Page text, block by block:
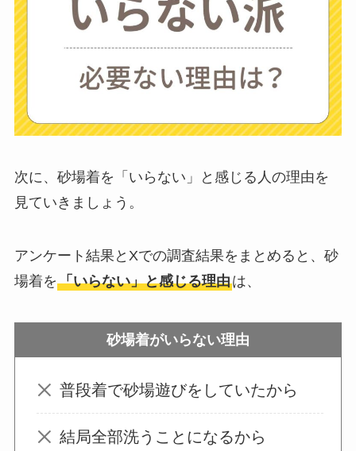
ない？三輪車とどっ
ちがいい？買った人
に後悔を聞いてみた
らない？買ってよか
燥機や掃除機など
お風呂の蓋はいらな
い？どうしてる？代
わりのものは何がい
はいらない？飽きる
ってよかった？
次に、砂場着を「いらない」と感じる人の理由を
見ていきましょう。
アンケート結果とXでの調査結果をまとめると、砂
場着を「いらない」と感じる理由は、
砂場着がいらない理由
普段着で砂場遊びをしていたから
結局全部洗うことになるから